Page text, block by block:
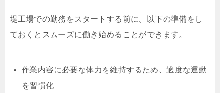
堤工場での勤務をスタートする前に、以下の準備をし
ておくとスムーズに働き始めることができます。
作業内容に必要な体力を維持するため、適度な運動
を習慣化